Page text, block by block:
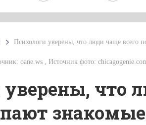
Психологи уверены, что люди чаще всего
oane.ws , Источник фото:
уверены, что